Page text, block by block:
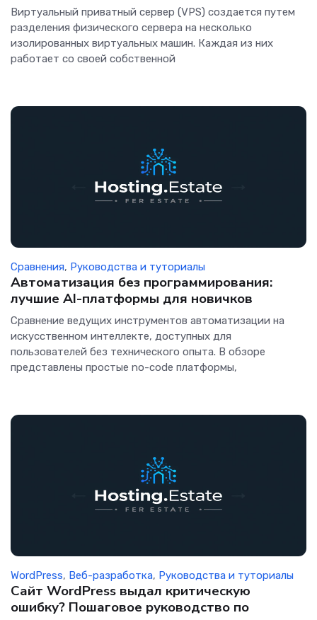
Виртуальный приватный сервер (VPS) создается путем
разделения физического сервера на несколько
изолированных виртуальных машин. Каждая из них
работает со своей собственной
Сравнения, Руководства и туториалы
Автоматизация без программирования:
лучшие AI-платформы для новичков
Сравнение ведущих инструментов автоматизации на
искусственном интеллекте, доступных для
пользователей без технического опыта. В обзоре
представлены простые no-code платформы,
WordPress, Веб-разработка, Руководства и туториалы
Сайт WordPress выдал критическую
ошибку? Пошаговое руководство по